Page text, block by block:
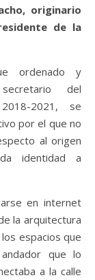
originario
de la
ordenado y
del
2021, se
por el que no
al origen
identidad a
en internet
la arquitectura
espacios que
que lo
a la calle